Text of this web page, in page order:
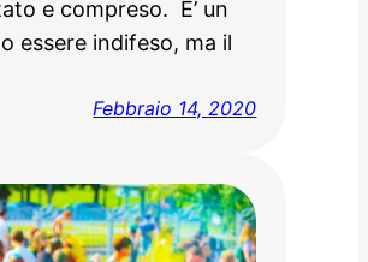
e compreso. E’ un
essere indifeso, ma il
Febbraio 14, 2020